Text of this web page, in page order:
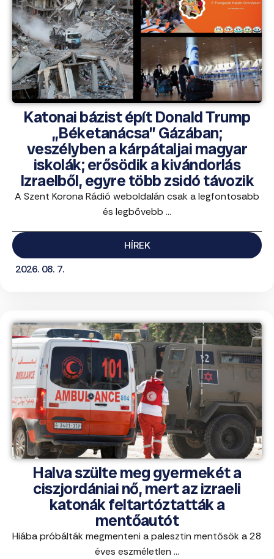
Katonai bázist épít Donald Trump
„Béketanácsa” Gázában;
veszélyben a kárpátaljai magyar
iskolák; erősödik a kivándorlás
Izraelből, egyre több zsidó távozik
A Szent Korona Rádió weboldalán csak a legfontosabb
és legbővebb ...
HÍREK
2026. 08. 7.
Halva szülte meg gyermekét a
ciszjordániai nő, mert az izraeli
katonák feltartóztatták a
mentőautót
Hiába próbálták megmenteni a palesztin mentősök a 28
éves eszméletlen ...